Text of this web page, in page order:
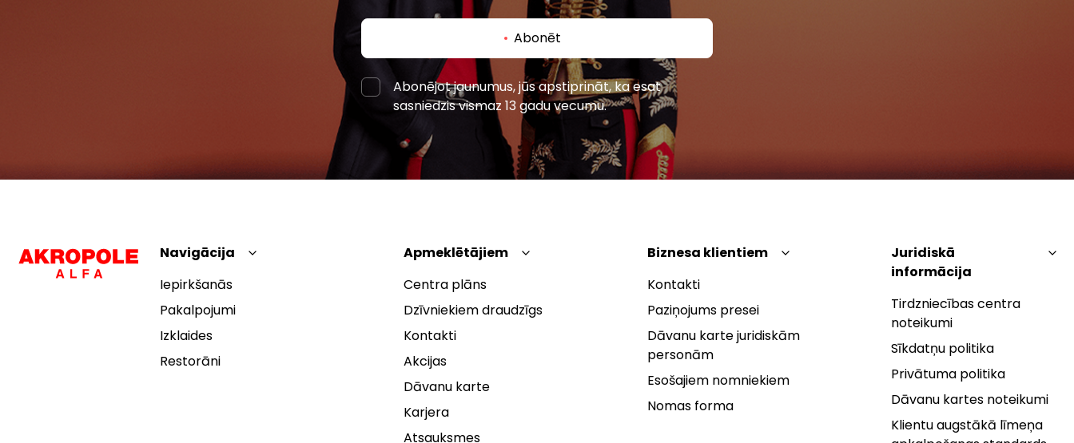
Abonēt
Abonējot jaunumus, jūs apstiprināt, ka esat
sasniedzis vismaz 13 gadu vecumu.
Navigācija
Iepirkšanās
Pakalpojumi
Izklaides
Restorāni
Apmeklētājiem
Centra plāns
Dzīvniekiem draudzīgs
Kontakti
Akcijas
Dāvanu karte
Karjera
Atsauksmes
Biznesa klientiem
Kontakti
Paziņojums presei
Dāvanu karte juridiskām
personām
Esošajiem nomniekiem
Nomas forma
Juridiskā
informācija
Tirdzniecības centra
noteikumi
Sīkdatņu politika
Privātuma politika
Dāvanu kartes noteikumi
Klientu augstākā līmeņa